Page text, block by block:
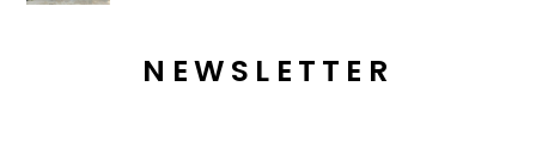
NEWSLETTER